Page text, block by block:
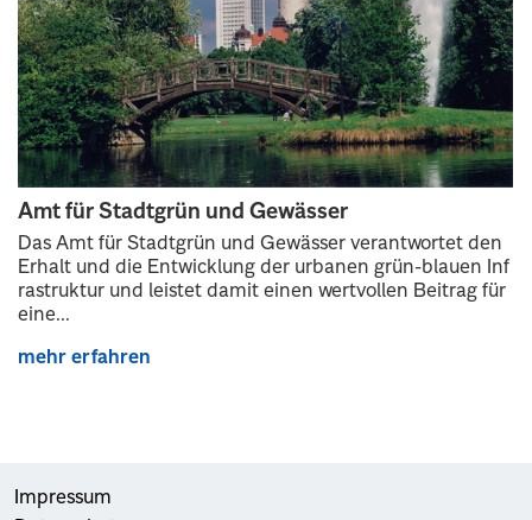
Amt für Stadtgrün und Gewässer
Das Amt für Stadtgrün und Gewässer verantwortet den
Erhalt und die Entwicklung der urbanen grün-blauen Inf
rastruktur und leistet damit einen wertvollen Beitrag für
eine...
mehr erfahren
Impressum